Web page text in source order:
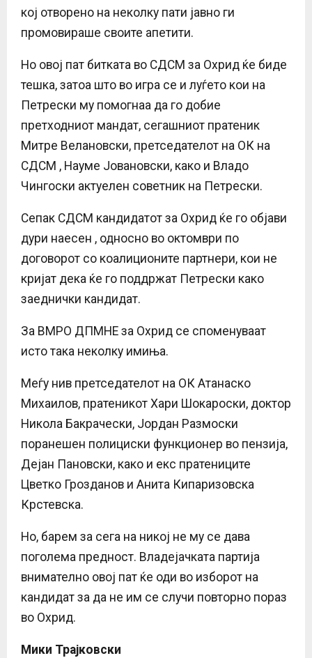
кој отворено на неколку пати јавно ги
промовираше своите апетити.
Но овој пат битката во СДСМ за Охрид ќе биде
тешка, затоа што во игра се и луѓето кои на
Петрески му помогнаа да го добие
претходниот мандат, сегашниот пратеник
Митре Велановски, претседателот на ОК на
СДСМ , Науме Јовановски, како и Владо
Чингоски актуелен советник на Петрески.
Сепак СДСМ кандидатот за Охрид ќе го објави
дури наесен , односно во октомври по
договорот со коалиционите партнери, кои не
кријат дека ќе го поддржат Петрески како
заеднички кандидат.
За ВМРО ДПМНЕ за Охрид се споменуваат
исто така неколку имиња.
Меѓу нив претседателот на ОК Атанаско
Михаилов, пратеникот Хари Шокароски, доктор
Никола Бакрачески, Јордан Размоски
поранешен полициски функционер во пензија,
Дејан Пановски, како и екс пратениците
Цветко Грозданов и Анита Кипаризовска
Крстевска.
Но, барем за сега на никој не му се дава
поголема предност. Владејачката партија
внимателно овој пат ќе оди во изборот на
кандидат за да не им се случи повторно пораз
во Охрид.
Мики Трајковски